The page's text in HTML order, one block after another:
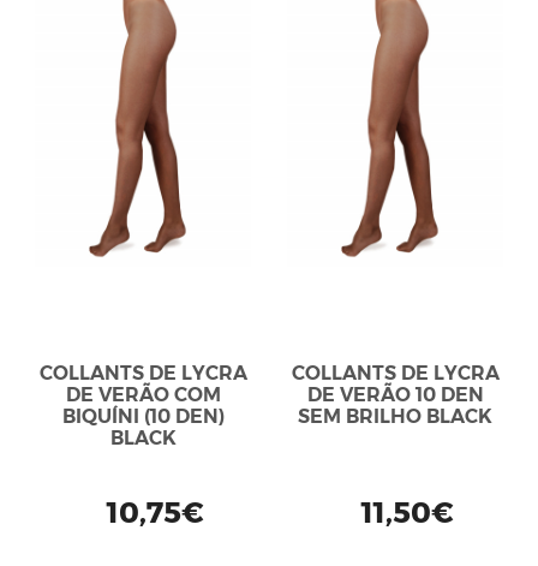
COLLANTS DE LYCRA
DE VERÃO COM
BIQUÍNI (10 DEN)
BLACK
10,75€
COLLANTS DE LYCRA
DE VERÃO 10 DEN
SEM BRILHO BLACK
11,50€